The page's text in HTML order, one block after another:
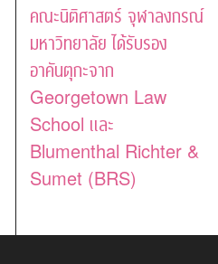
คณะนิติศาสตร์ จุฬาลงกรณ์
มหาวิทยาลัย ได้รับรอง
อาคันตุกะจาก
Georgetown Law
School และ
Blumenthal Richter &
Sumet (BRS)